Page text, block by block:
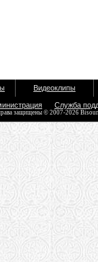
Видеоклипы
Служба
защищены © 2007-2026